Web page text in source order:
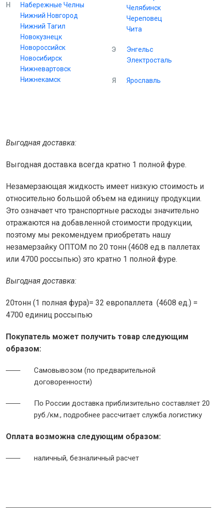
Н
Набережные Челны
Нижний Новгород
Нижний Тагил
Новокузнецк
Новороссийск
Новосибирск
Нижневартовск
Нижнекамск
Челябинск
Череповец
Чита
Э
Энгельс
Электросталь
Я Ярославль
Выгодная доставка:
Выгодная доставка всегда кратно 1 полной фуре.
Незамерзающая жидкость имеет низкую стоимость и
относительно большой объем на единицу продукции.
Это означает что транспортные расходы значительно
отражаются на добавленной стоимости продукции,
поэтому мы рекомендуем приобретать нашу
незамерзайку ОПТОМ по 20 тонн (4608 ед.в паллетах
или 4700 россыпью) это кратно 1 полной фуре.
Выгодная доставка:
20тонн (1 полная фура)= 32 европаллета (4608 ед.) =
4700 единиц россыпью
Покупатель может получить товар следующим
образом:
Самовывозом (по предварительной
договоренности)
По России доставка приблизительно составляет 20
руб./км., подробнее рассчитает служба логистику
Оплата возможна следующим образом:
наличный, безналичный расчет